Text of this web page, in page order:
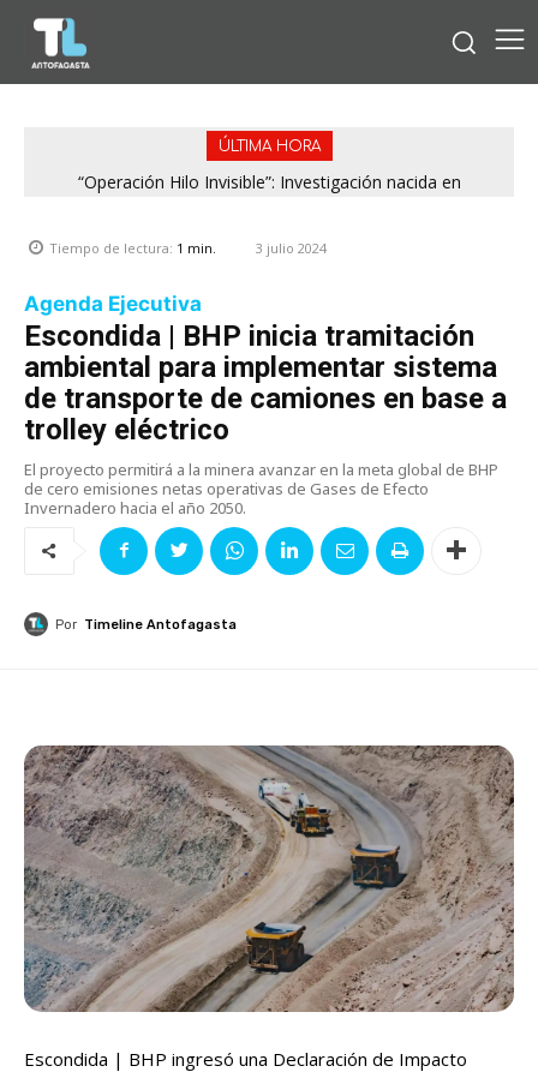
ÚLTIMA HORA
“Operación Hilo Invisible”: Investigación nacida en
Tiempo de lectura: 1 min. 3 julio 2024
Agenda Ejecutiva
Escondida | BHP inicia tramitación
ambiental para implementar sistema
de transporte de camiones en base a
trolley eléctrico
El proyecto permitirá a la minera avanzar en la meta global de BHP
de cero emisiones netas operativas de Gases de Efecto
Invernadero hacia el año 2050.
Por Timeline Antofagasta
Escondida | BHP ingresó una Declaración de Impacto